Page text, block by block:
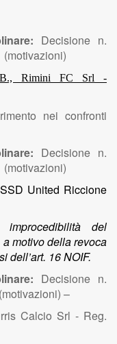
Decisione n.
Rimini FC Srl -
nei confronti
Decisione n.
United Riccione
del
motivo della revoca
dell’art. 16 NOIF.
Decisione n.
–
Calcio Srl - Reg.